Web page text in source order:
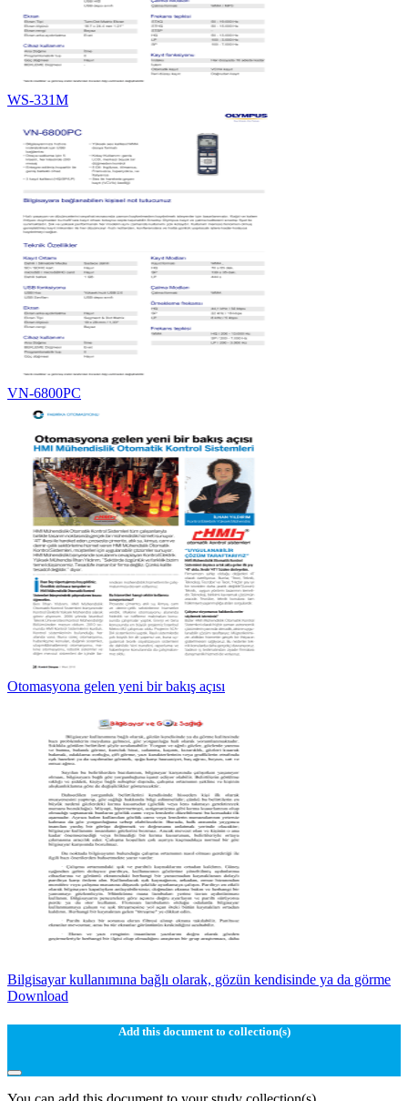
WS-331M
VN‑6800PC
Otomasyona gelen yeni bir bakış açısı
Bilgisayar kullanımına bağlı olarak, gözün kendisinde ya da görme
Download
Add this document to collection(s)